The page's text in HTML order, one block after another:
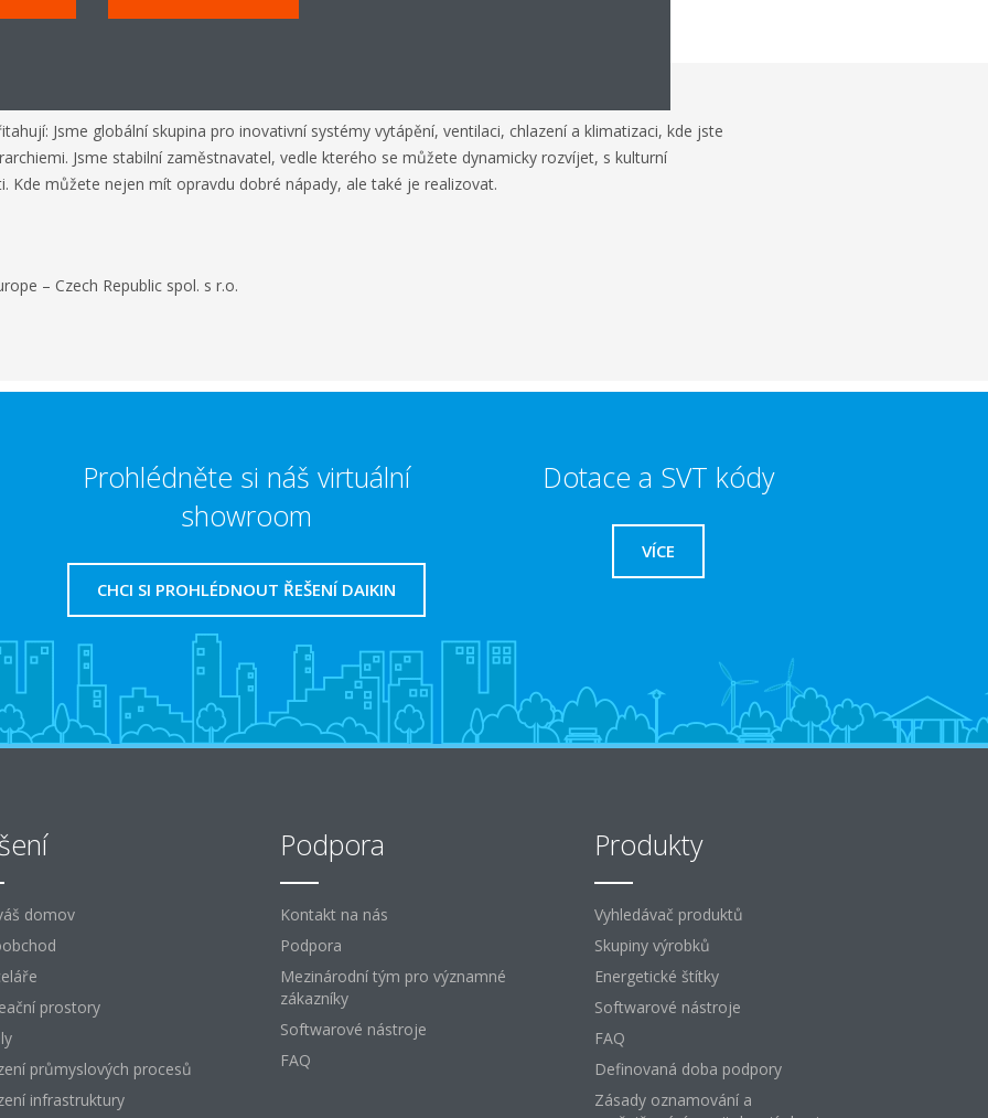
Jsme globální skupina pro inovativní systémy vytápění, ventilaci, chlazení a klimatizaci, kde jste
Jsme stabilní zaměstnavatel, vedle kterého se můžete dynamicky rozvíjet, s kulturní
Kde můžete nejen mít opravdu dobré nápady, ale také je realizovat.
– Czech Republic spol. s r.o.
Prohlédněte si náš virtuální
showroom
CHCI SI PROHLÉDNOUT ŘEŠENÍ DAIKIN
Dotace a SVT kódy
VÍCE
domov
prostory
průmyslových procesů
infrastruktury
Podpora
Kontakt na nás
Podpora
Mezinárodní tým pro významné
zákazníky
Softwarové nástroje
FAQ
Produkty
Vyhledávač produktů
Skupiny výrobků
Energetické štítky
Softwarové nástroje
FAQ
Definovaná doba podpory
Zásady oznamování a